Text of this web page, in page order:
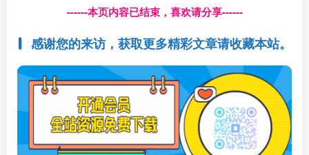
------本页内容已结束，喜欢请分享------
感谢您的来访，获取更多精彩文章请收藏本站。